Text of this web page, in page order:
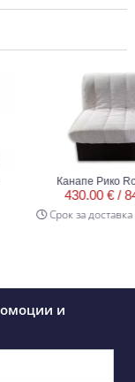
Канапе Рико
430.00 € /
Срок за доставка 30
и